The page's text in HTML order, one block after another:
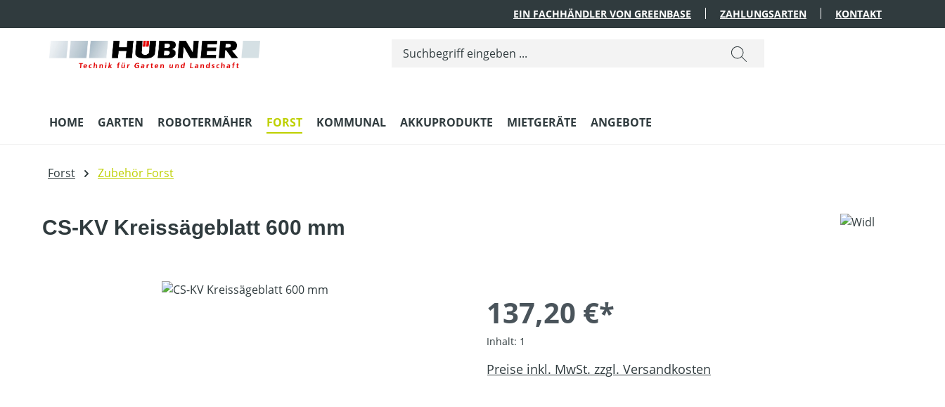
EIN FACHHÄNDLER VON GREENBASE ZAHLUNGSARTEN KONTAKT
HOME GARTEN ROBOTERMÄHER FORST KOMMUNAL AKKUPRODUKTE MIETGERÄTE ANGEBOTE
Forst Zubehör Forst
CS-KV Kreissägeblatt 600 mm
Bildergalerie überspringen
137,20 €*
Inhalt: 1
Preise inkl. MwSt. zzgl. Versandkosten